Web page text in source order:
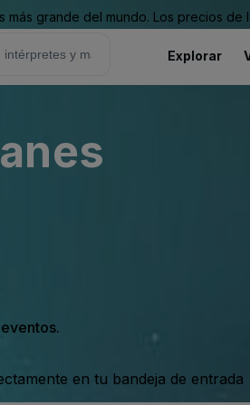
grande del mundo. Los precios
Explorar
en tu bandeja de entrada